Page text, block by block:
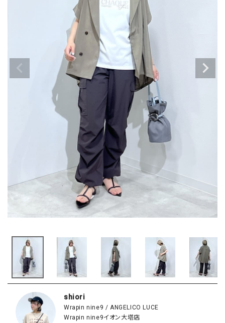
shiori
Wrapin nine9 / ANGELICO LUCE
Wrapin nine9イオン大塔店